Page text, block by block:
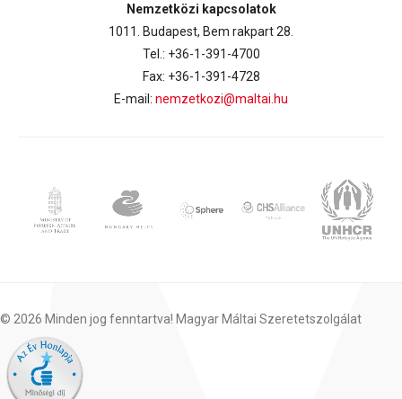
Nemzetközi kapcsolatok
1011. Budapest, Bem rakpart 28.
Tel.: +36-1-391-4700
Fax: +36-1-391-4728
E-mail: nemzetkozi@maltai.hu
© 2026 Minden jog fenntartva! Magyar Máltai Szeretetszolgálat